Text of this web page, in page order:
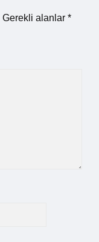
Gerekli alanlar *